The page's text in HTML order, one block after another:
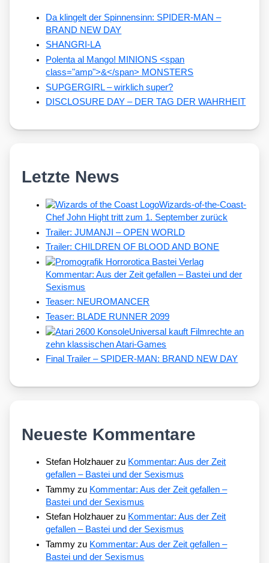
Da klingelt der Spinnensinn: SPIDER-MAN –
BRAND NEW DAY
SHANGRI-LA
Polenta al Mango! MINIONS <span
class="amp">&</span> MONSTERS
SUPGERGIRL – wirklich super?
DISCLOSURE DAY – DER TAG DER WAHRHEIT
Letzte News
Wizards-of-the-Coast-
Chef John Hight tritt zum 1. September zurück
Trailer: JUMANJI – OPEN WORLD
Trailer: CHILDREN OF BLOOD AND BONE
Kommentar: Aus der Zeit gefallen – Bastei und der
Sexismus
Teaser: NEUROMANCER
Teaser: BLADE RUNNER 2099
Universal kauft Filmrechte an
zehn klassischen Atari-Games
Final Trailer – SPIDER-MAN: BRAND NEW DAY
Neueste Kommentare
Stefan Holzhauer zu Kommentar: Aus der Zeit
gefallen – Bastei und der Sexismus
Tammy zu Kommentar: Aus der Zeit gefallen –
Bastei und der Sexismus
Stefan Holzhauer zu Kommentar: Aus der Zeit
gefallen – Bastei und der Sexismus
Tammy zu Kommentar: Aus der Zeit gefallen –
Bastei und der Sexismus